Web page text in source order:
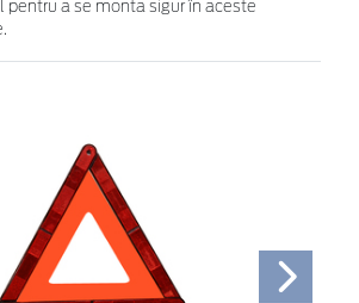
pentru a se monta sigur în aceste